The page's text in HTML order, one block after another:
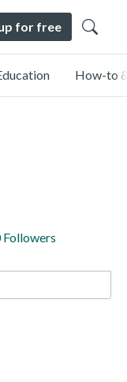
for free
How-to
Followers